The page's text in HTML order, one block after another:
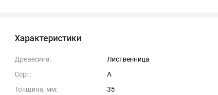
Характеристики
Древесина:
Лиственница
Сорт:
А
Толщина, мм:
35